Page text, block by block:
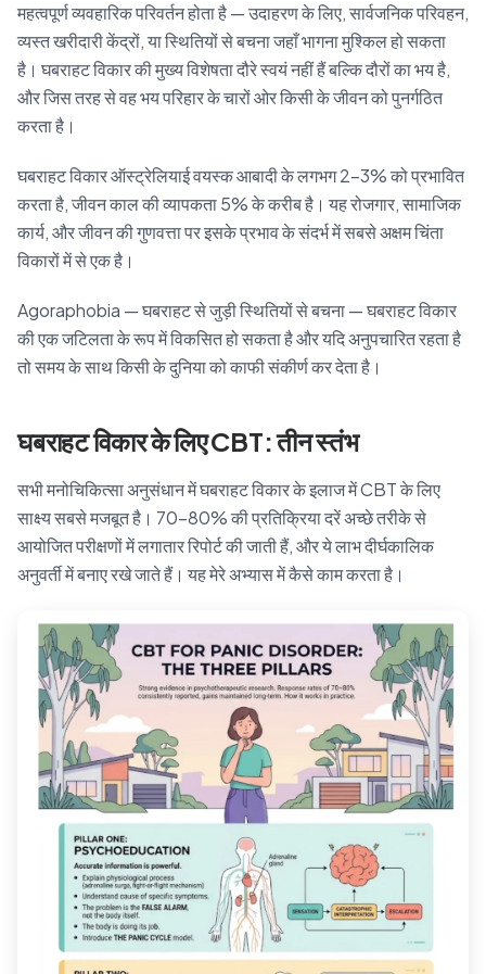
महत्वपूर्ण व्यवहारिक परिवर्तन होता है — उदाहरण के लिए, सार्वजनिक परिवहन,
व्यस्त खरीदारी केंद्रों, या स्थितियों से बचना जहाँ भागना मुश्किल हो सकता
है। घबराहट विकार की मुख्य विशेषता दौरे स्वयं नहीं हैं बल्कि दौरों का भय है,
और जिस तरह से वह भय परिहार के चारों ओर किसी के जीवन को पुनर्गठित
करता है।
घबराहट विकार ऑस्ट्रेलियाई वयस्क आबादी के लगभग 2–3% को प्रभावित
करता है, जीवन काल की व्यापकता 5% के करीब है। यह रोजगार, सामाजिक
कार्य, और जीवन की गुणवत्ता पर इसके प्रभाव के संदर्भ में सबसे अक्षम चिंता
विकारों में से एक है।
Agoraphobia — घबराहट से जुड़ी स्थितियों से बचना — घबराहट विकार
की एक जटिलता के रूप में विकसित हो सकता है और यदि अनुपचारित रहता है
तो समय के साथ किसी के दुनिया को काफी संकीर्ण कर देता है।
घबराहट विकार के लिए CBT: तीन स्तंभ
सभी मनोचिकित्सा अनुसंधान में घबराहट विकार के इलाज में CBT के लिए
साक्ष्य सबसे मजबूत है। 70–80% की प्रतिक्रिया दरें अच्छे तरीके से
आयोजित परीक्षणों में लगातार रिपोर्ट की जाती हैं, और ये लाभ दीर्घकालिक
अनुवर्ती में बनाए रखे जाते हैं। यह मेरे अभ्यास में कैसे काम करता है।